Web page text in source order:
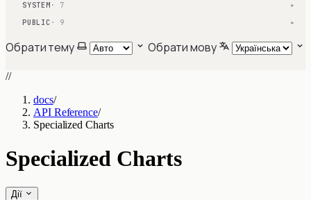
SYSTEM · 7 ▾
PUBLIC · 9 ▾
Обрати тему Обрати мову
//
docs/
API Reference/
Specialized Charts
Specialized Charts
Дії